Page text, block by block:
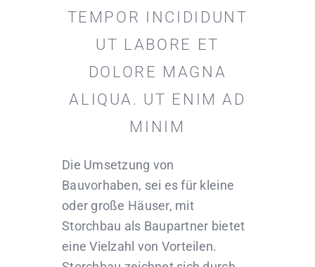
TEMPOR INCIDIDUNT
UT LABORE ET
DOLORE MAGNA
ALIQUA. UT ENIM AD
MINIM
Die Umsetzung von
Bauvorhaben, sei es für kleine
oder große Häuser, mit
Storchbau als Baupartner bietet
eine Vielzahl von Vorteilen.